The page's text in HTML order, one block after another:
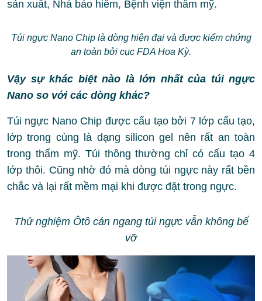
sản xuất, Nhà bảo hiểm, Bệnh viện thẩm mỹ.
Túi ngực Nano Chip là dòng hiện đại và được kiểm chứng
an toàn bởi cục FDA Hoa Kỳ.
Vậy sự khác biệt nào là lớn nhất của túi ngực
Nano so với các dòng khác?
Túi ngực Nano Chip được cấu tạo bởi 7 lớp cấu tạo,
lớp trong cùng là dạng silicon gel nên rất an toàn
trong thẩm mỹ. Túi thông thường chỉ có cấu tạo 4
lớp thôi. Cũng nhờ đó mà dòng túi ngực này rất bền
chắc và lại rất mềm mại khi được đặt trong ngực.
Thử nghiệm Ôtô cán ngang túi ngực vẫn không bể
vỡ